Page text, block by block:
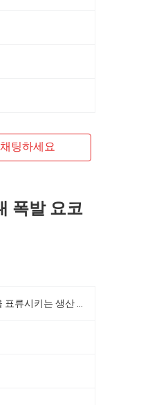
팅하세요
폭발 요코